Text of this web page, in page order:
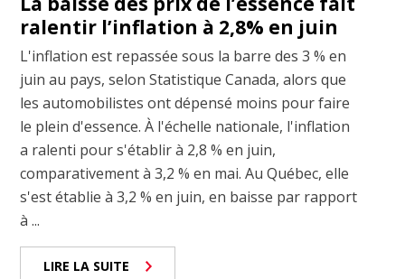
ralentir l’inflation à 2,8% en juin
L'inflation est repassée sous la barre des 3 % en
juin au pays, selon Statistique Canada, alors que
les automobilistes ont dépensé moins pour faire
le plein d'essence. À l'échelle nationale, l'inflation
a ralenti pour s'établir à 2,8 % en juin,
comparativement à 3,2 % en mai. Au Québec, elle
s'est établie à 3,2 % en juin, en baisse par rapport
à ...
LIRE LA SUITE